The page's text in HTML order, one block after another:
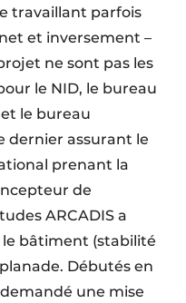
travaillant parfois
et inversement –
ne sont pas les
le NID, le bureau
le bureau
dernier assurant le
prenant la
de
ARCADIS a
bâtiment (stabilité
Débutés en
une mise